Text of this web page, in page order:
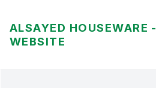
ALSAYED HOUSEWARE -
WEBSITE